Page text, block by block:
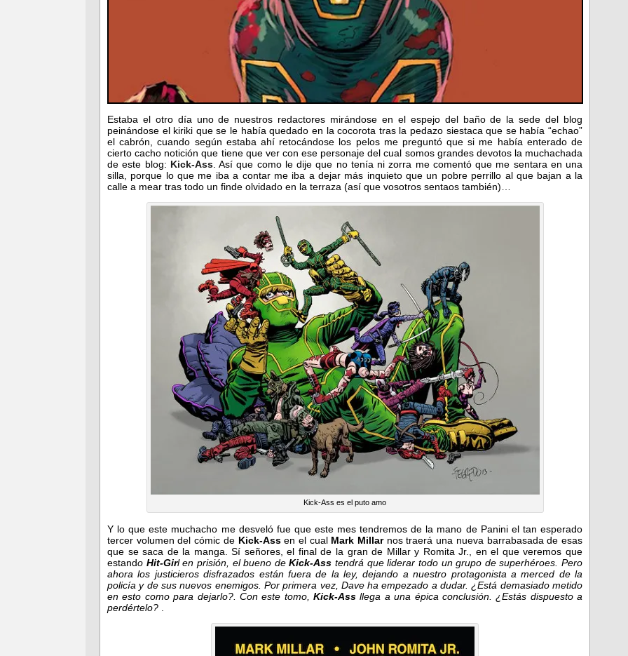
Estaba el otro día uno de nuestros redactores mirándose en el espejo del baño de la sede del blog
peinándose el kiriki que se le había quedado en la cocorota tras la pedazo siestaca que se había “echao”
el cabrón, cuando según estaba ahí retocándose los pelos me preguntó que si me había enterado de
cierto cacho notición que tiene que ver con ese personaje del cual somos grandes devotos la muchachada
de este blog: Kick-Ass. Así que como le dije que no tenía ni zorra me comentó que me sentara en una
silla, porque lo que me iba a contar me iba a dejar más inquieto que un pobre perrillo al que bajan a la
calle a mear tras todo un finde olvidado en la terraza (así que vosotros sentaos también)…
Kick-Ass es el puto amo
Y lo que este muchacho me desveló fue que este mes tendremos de la mano de Panini el tan esperado
tercer volumen del cómic de Kick-Assen el cual Mark Millarnos traerá una nueva barrabasada de esas
que se saca de la manga. Sí señores, el final de la gran de Millar y Romita Jr., en el que veremos que
estando Hit-Girl en prisión, el bueno deKick-Ass tendrá que liderar todo un grupo de superhéroes. Pero
ahora los justicieros disfrazados están fuera de la ley, dejando a nuestro protagonista a merced de la
policía y de sus nuevos enemigos. Por primera vez, Dave ha empezado a dudar. ¿Está demasiado metido
en esto como para dejarlo?. Con este tomo, Kick-Ass llega a una épica conclusión. ¿Estás dispuesto a
perdértelo? .